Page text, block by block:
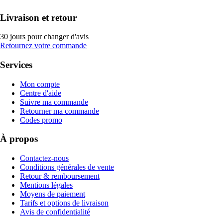
Livraison et retour
30 jours pour changer d'avis
Retournez votre commande
Services
Mon compte
Centre d'aide
Suivre ma commande
Retourner ma commande
Codes promo
À propos
Contactez-nous
Conditions générales de vente
Retour & remboursement
Mentions légales
Moyens de paiement
Tarifs et options de livraison
Avis de confidentialité